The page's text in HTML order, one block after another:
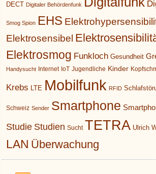
DECT Digitaler Behördenfunk
Smog Spion EHS
Elektrosensibel
Elektrosmog Funkloch Gesundheit
Handysucht Internet IoT Jugendliche Kinder
Krebs LTE Mobilfunk RFID
Schweiz Sender Smartphone
Studie Studien Sucht TETRA Ulrich
LAN Überwachung